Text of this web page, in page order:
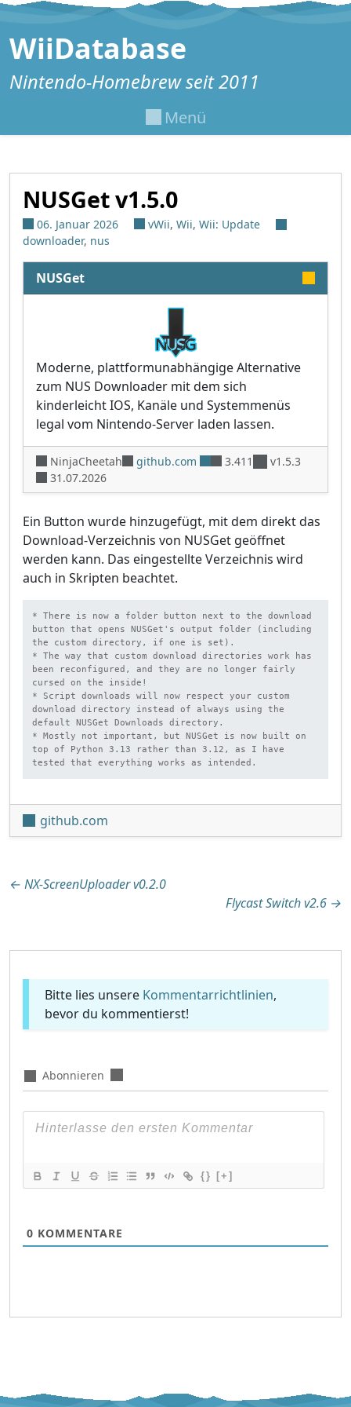
Zum Inhalt springen
WiiDatabase
Nintendo-Homebrew seit 2011
Menü
NUSGet v1.5.0
06. Januar 2026 vWii, Wii, Wii: Update
downloader, nus
NUSGet
Moderne, plattformunabhängige Alternative
zum NUS Downloader mit dem sich
kinderleicht IOS, Kanäle und Systemmenüs
legal vom Nintendo-Server laden lassen.
NinjaCheetah github.com 3.411
v1.5.3
31.07.2026
Ein Button wurde hinzugefügt, mit dem direkt das
Download-Verzeichnis von NUSGet geöffnet
werden kann. Das eingestellte Verzeichnis wird
auch in Skripten beachtet.
* There is now a folder button next to the download
button that opens NUSGet's output folder (including
the custom directory, if one is set).
* The way that custom download directories work has
been reconfigured, and they are no longer fairly
cursed on the inside!
* Script downloads will now respect your custom
download directory instead of always using the
default NUSGet Downloads directory.
* Mostly not important, but NUSGet is now built on
top of Python 3.13 rather than 3.12, as I have
tested that everything works as intended.
github.com
Beitragsnavigation
← NX-ScreenUploader v0.2.0
Flycast Switch v2.6 →
Bitte lies unsere Kommentarrichtlinien,
bevor du kommentierst!
Abonnieren
{} [+]
0 KOMMENTARE